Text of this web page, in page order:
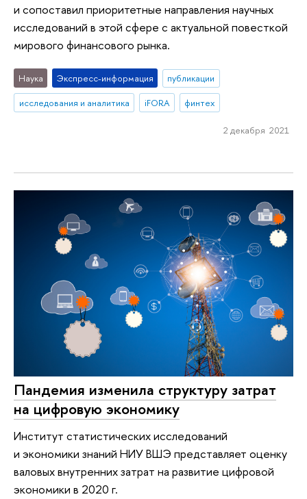
и сопоставил приоритетные направления научных
исследований в этой сфере с актуальной повесткой
мирового финансового рынка.
Наука Экспресс-информация
публикации
исследования и аналитика
iFORA финтех
2 декабря 2021
Пандемия изменила структуру затрат
на цифровую экономику
Институт статистических исследований
и экономики знаний НИУ ВШЭ представляет оценку
валовых внутренних затрат на развитие цифровой
экономики в 2020 г.